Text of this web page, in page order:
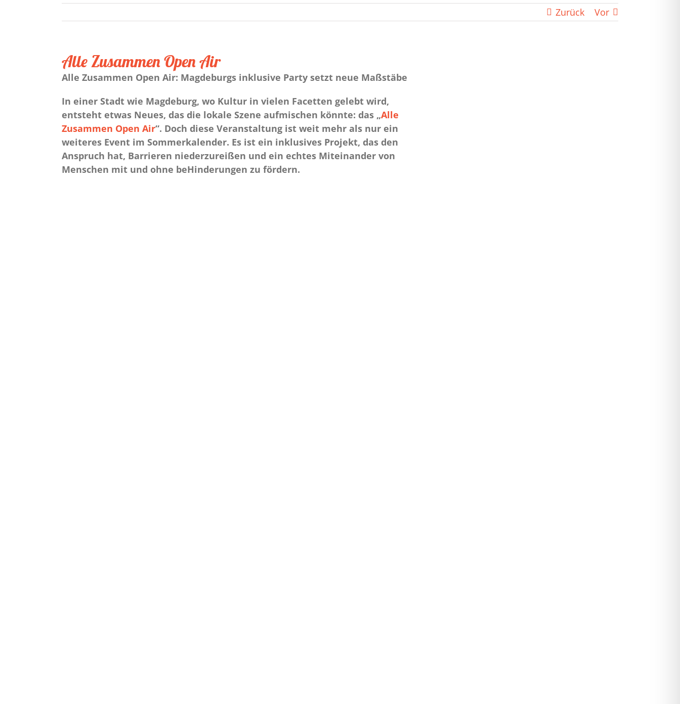
Zurück Vor
Alle Zusammen Open Air
Alle Zusammen Open Air: Magdeburgs inklusive Party setzt neue Maßstäbe
In einer Stadt wie Magdeburg, wo Kultur in vielen Facetten gelebt wird,
entsteht etwas Neues, das die lokale Szene aufmischen könnte: das „Alle
Zusammen Open Air“. Doch diese Veranstaltung ist weit mehr als nur ein
weiteres Event im Sommerkalender. Es ist ein inklusives Projekt, das den
Anspruch hat, Barrieren niederzureißen und ein echtes Miteinander von
Menschen mit und ohne beHinderungen zu fördern.